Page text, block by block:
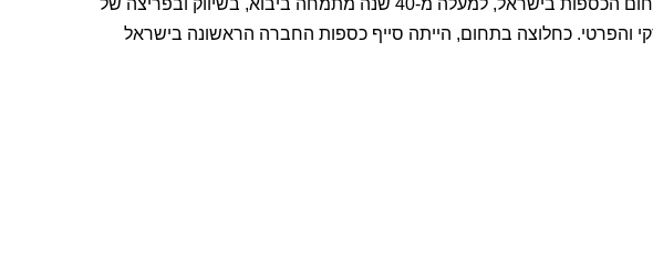
והפרטי. כחלוצה בתחום, הייתה סייף כספות החברה הראשונה בישראל